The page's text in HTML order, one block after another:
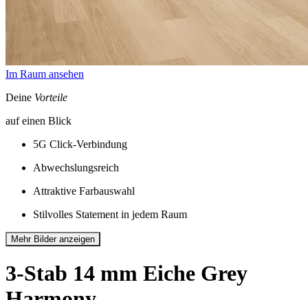
Im Raum ansehen
Deine Vorteile
auf einen Blick
5G Click-Verbindung
Abwechslungsreich
Attraktive Farbauswahl
Stilvolles Statement in jedem Raum
Mehr Bilder anzeigen
3-Stab 14 mm Eiche Grey